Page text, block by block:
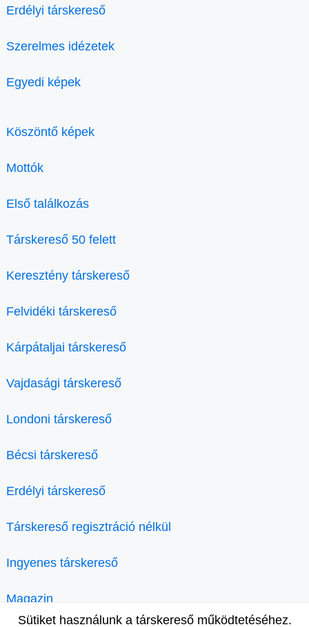
Erdélyi társkereső
Szerelmes idézetek
Egyedi képek
Köszöntő képek
Mottók
Első találkozás
Társkereső 50 felett
Keresztény társkereső
Felvidéki társkereső
Kárpátaljai társkereső
Vajdasági társkereső
Londoni társkereső
Bécsi társkereső
Erdélyi társkereső
Társkereső regisztráció nélkül
Ingyenes társkereső
Magazin
Sütiket használunk a társkereső működtetéséhez.